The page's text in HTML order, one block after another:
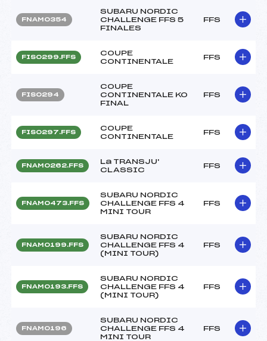
FNAM0354
SUBARU NORDIC
CHALLENGE FFS 5
FINALES
FFS
FIS0299.FFS
COUPE
CONTINENTALE
FFS
FIS0294
COUPE
CONTINENTALE KO
FINAL
FFS
FIS0297.FFS
COUPE
CONTINENTALE
FFS
FNAM0262.FFS
La TRANSJU'
CLASSIC
FFS
FNAM0473.FFS
SUBARU NORDIC
CHALLENGE FFS 4
MINI TOUR
FFS
FNAM0199.FFS
SUBARU NORDIC
CHALLENGE FFS 4
(MINI TOUR)
FFS
FNAM0193.FFS
SUBARU NORDIC
CHALLENGE FFS 4
(MINI TOUR)
FFS
FNAM0196
SUBARU NORDIC
CHALLENGE FFS 4
MINI TOUR
FFS